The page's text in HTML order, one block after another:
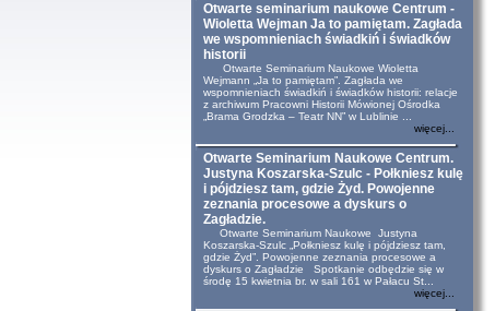
Otwarte seminarium naukowe Centrum -
Wioletta Wejman Ja to pamiętam. Zagłada
we wspomnieniach świadkiń i świadków
historii
Otwarte Seminarium Naukowe Wioletta
Wejmann „Ja to pamiętam”. Zagłada we
wspomnieniach świadkiń i świadków historii: relacje
z archiwum Pracowni Historii Mówionej Ośrodka
„Brama Grodzka – Teatr NN” w Lublinie ...
więcej...
Otwarte Seminarium Naukowe Centrum.
Justyna Koszarska-Szulc - Połkniesz kulę
i pójdziesz tam, gdzie Żyd. Powojenne
zeznania procesowe a dyskurs o
Zagładzie.
Otwarte Seminarium Naukowe Justyna
Koszarska-Szulc „Połkniesz kulę i pójdziesz tam,
gdzie Żyd”. Powojenne zeznania procesowe a
dyskurs o Zagładzie Spotkanie odbędzie się w
środę 15 kwietnia br. w sali 161 w Pałacu St...
więcej...